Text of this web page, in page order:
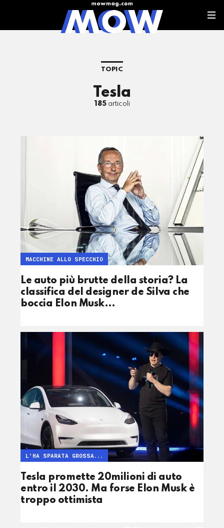
TOPIC
Tesla
185 articoli
Le auto più brutte della storia? La
classifica del designer de Silva che
boccia Elon Musk…
MACCHINE ALLO SPECCHIO
Tesla promette 20milioni di auto
entro il 2030. Ma forse Elon Musk è
troppo ottimista
L'HA SPARATA GROSSA...